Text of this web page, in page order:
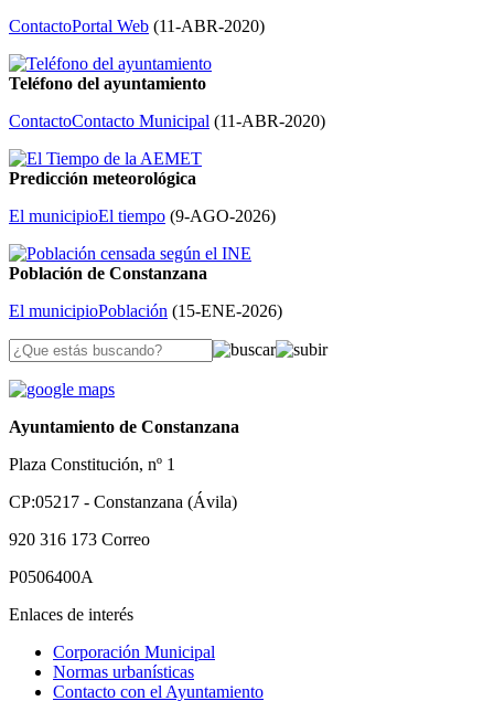
ContactoPortal Web (11-ABR-2020)
Teléfono del ayuntamiento
ContactoContacto Municipal (11-ABR-2020)
Predicción meteorológica
El municipioEl tiempo (9-AGO-2026)
Población de Constanzana
El municipioPoblación (15-ENE-2026)
Ayuntamiento de Constanzana
Plaza Constitución, nº 1
CP:05217 - Constanzana (Ávila)
920 316 173 Correo
P0506400A
Enlaces de interés
Corporación Municipal
Normas urbanísticas
Contacto con el Ayuntamiento